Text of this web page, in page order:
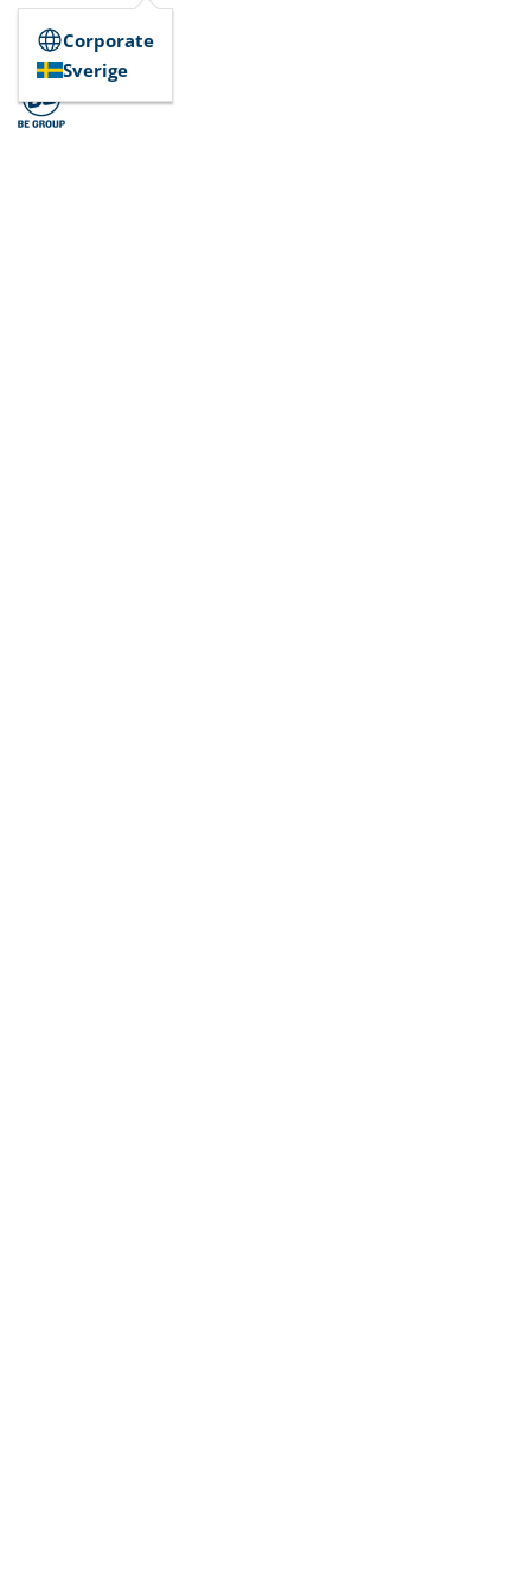
Corporate
Sverige